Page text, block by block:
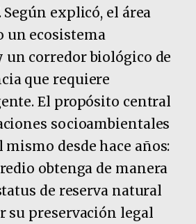
explicó, el área
un ecosistema
corredor biológico de
que requiere
El propósito central
socioambientales
mismo desde hace años:
obtenga de manera
de reserva natural
su preservación legal